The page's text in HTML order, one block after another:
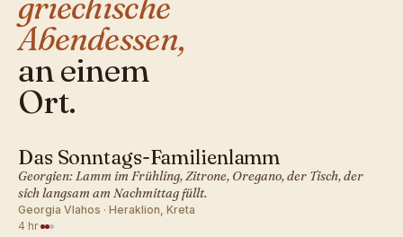
Abendessen,
an einem
Ort.
GRIECHISCH · ABENDESSEN
Das Sonntags-Familienlamm
Georgien: Lamm im Frühling, Zitrone, Oregano, der Tisch, der
sich langsam am Nachmittag füllt.
Georgia Vlahos · Heraklion, Kreta
4 hr·